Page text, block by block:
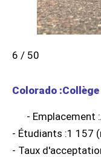
6 / 50
Colorado
- Emplacement
- Étudiants :1 157
- Taux